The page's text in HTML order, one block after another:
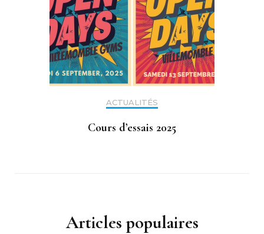
ACTUALITÉS
Cours d’essais 2025
Articles populaires